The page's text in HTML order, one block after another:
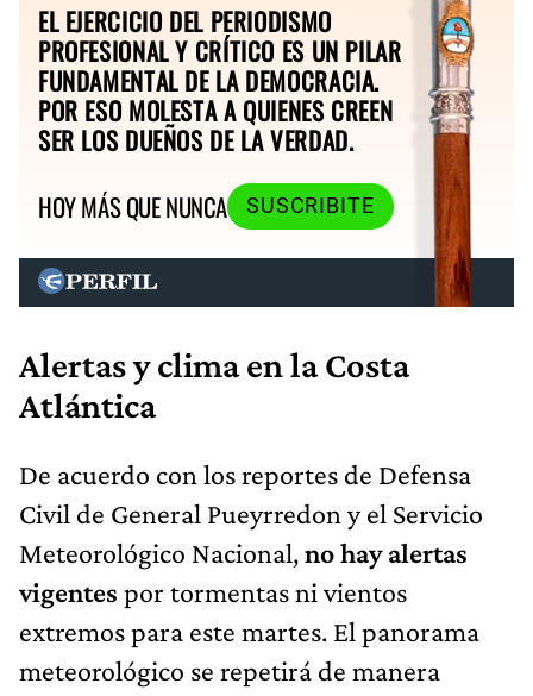
EL EJERCICIO DEL PERIODISMO
PROFESIONAL Y CRÍTICO ES UN PILAR
FUNDAMENTAL DE LA DEMOCRACIA.
POR ESO MOLESTA A QUIENES CREEN
SER LOS DUEÑOS DE LA VERDAD.
HOY MÁS QUE NUNCA
SUSCRIBITE
Alertas y clima en la Costa
Atlántica
De acuerdo con los reportes de Defensa
Civil de General Pueyrredon y el Servicio
Meteorológico Nacional,no hay alertas
vigentes por tormentas ni vientos
extremos para este martes. El panorama
meteorológico se repetirá de manera